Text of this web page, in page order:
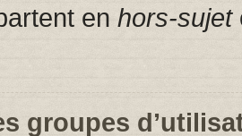
en hors-sujet
groupes